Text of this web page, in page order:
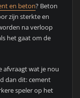
en beton? Beton
zijn sterkte en
na verloop
het gaat om de
afvraagt wat je nou
dan dit: cement
speler op het